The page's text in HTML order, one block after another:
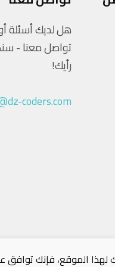
هل لديك أسئلة
تواصل معنا -
رأيك!
coders.com
الموقع، فإنك توافق